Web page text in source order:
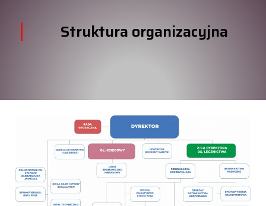
Struktura organizacyjna